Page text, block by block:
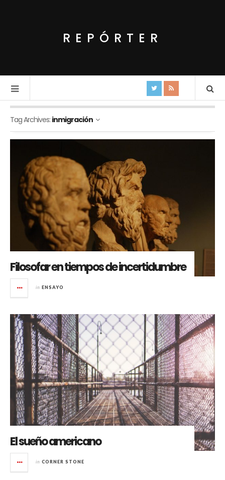
REPÓRTER
Tag Archives: inmigración
Filosofar en tiempos de incertidumbre
in ENSAYO
El sueño americano
in CORNER STONE